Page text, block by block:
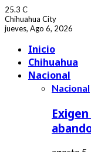
25.3 C
Chihuahua City
jueves, Ago 6, 2026
Inicio
Chihuahua
Nacional
Nacional